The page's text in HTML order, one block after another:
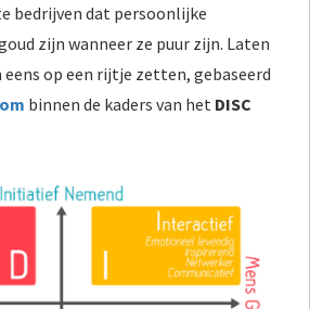
bedrijven dat persoonlijke
zijn wanneer ze puur zijn. Laten
op een rijtje zetten, gebaseerd
binnen de kaders van het DISC